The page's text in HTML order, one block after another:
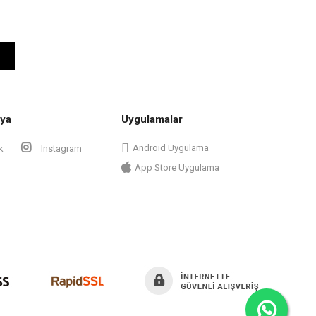
Instagram
Uygulamalar
Android Uygulama
App Store Uygulama